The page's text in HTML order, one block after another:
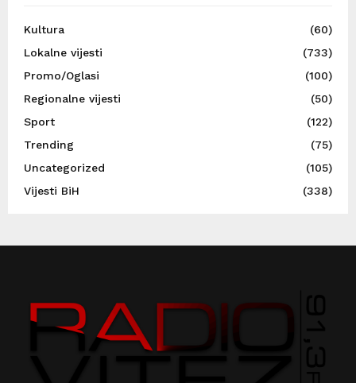
Kultura
(60)
Lokalne vijesti
(733)
Promo/Oglasi
(100)
Regionalne vijesti
(50)
Sport
(122)
Trending
(75)
Uncategorized
(105)
Vijesti BiH
(338)